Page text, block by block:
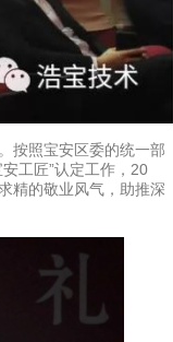
按照宝安区委的统一部
工匠”认定工作，20
精的敬业风气，助推深